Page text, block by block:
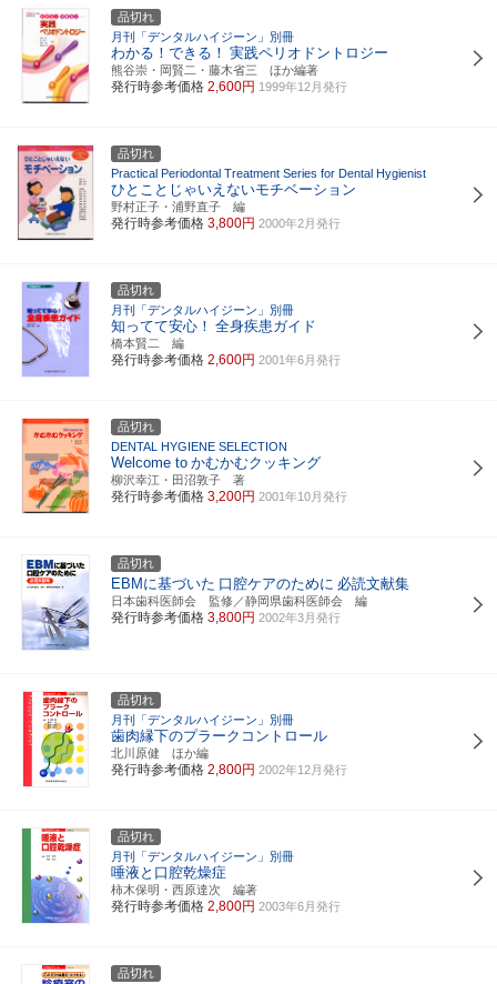
品切れ
月刊「デンタルハイジーン」別冊
わかる！できる！ 実践ペリオドントロジー
熊谷崇・岡賢二・藤木省三 ほか編著
発行時参考価格 2,600円 1999年12月発行
品切れ
Practical Periodontal Treatment Series for Dental Hygienist
ひとことじゃいえないモチベーション
野村正子・浦野直子 編
発行時参考価格 3,800円 2000年2月発行
品切れ
月刊「デンタルハイジーン」別冊
知ってて安心！ 全身疾患ガイド
橋本賢二 編
発行時参考価格 2,600円 2001年6月発行
品切れ
DENTAL HYGIENE SELECTION
Welcome to かむかむクッキング
柳沢幸江・田沼敦子 著
発行時参考価格 3,200円 2001年10月発行
品切れ
EBMに基づいた 口腔ケアのために 必読文献集
日本歯科医師会 監修／静岡県歯科医師会 編
発行時参考価格 3,800円 2002年3月発行
品切れ
月刊「デンタルハイジーン」別冊
歯肉縁下のプラークコントロール
北川原健 ほか編
発行時参考価格 2,800円 2002年12月発行
品切れ
月刊「デンタルハイジーン」別冊
唾液と口腔乾燥症
柿木保明・西原達次 編著
発行時参考価格 2,800円 2003年6月発行
品切れ